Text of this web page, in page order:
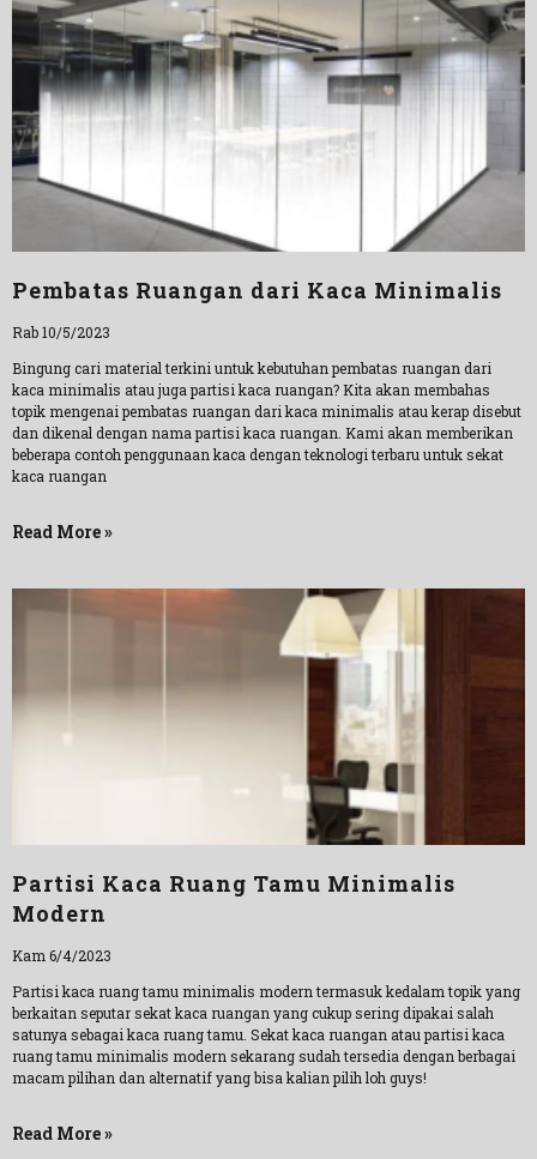
Pembatas Ruangan dari Kaca Minimalis
Rab 10/5/2023
Bingung cari material terkini untuk kebutuhan pembatas ruangan dari
kaca minimalis atau juga partisi kaca ruangan? Kita akan membahas
topik mengenai pembatas ruangan dari kaca minimalis atau kerap disebut
dan dikenal dengan nama partisi kaca ruangan. Kami akan memberikan
beberapa contoh penggunaan kaca dengan teknologi terbaru untuk sekat
kaca ruangan
Read More »
Partisi Kaca Ruang Tamu Minimalis
Modern
Kam 6/4/2023
Partisi kaca ruang tamu minimalis modern termasuk kedalam topik yang
berkaitan seputar sekat kaca ruangan yang cukup sering dipakai salah
satunya sebagai kaca ruang tamu. Sekat kaca ruangan atau partisi kaca
ruang tamu minimalis modern sekarang sudah tersedia dengan berbagai
macam pilihan dan alternatif yang bisa kalian pilih loh guys!
Read More »